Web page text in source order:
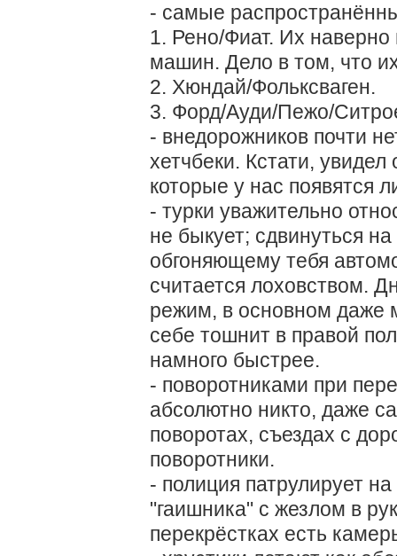
- самые
1. Рено/Фиат. Их наверно
машин. Дело в том, что
2. Хюндай/Фольксваген.
3. Форд/Ауди/Пежо/
- внедорожников почти
хетчбеки. Кстати,
которые у нас появятся
- турки уважительно
не быкует; сдвинуться
обгоняющему тебя
считается лоховством.
режим, в основном даже
себе тошнит в правой
намного быстрее.
- поворотниками при
абсолютно никто, даже
поворотах, съездах с
поворотники.
- полиция патрулирует
"гаишника" с жезлом в
перекрёстках есть